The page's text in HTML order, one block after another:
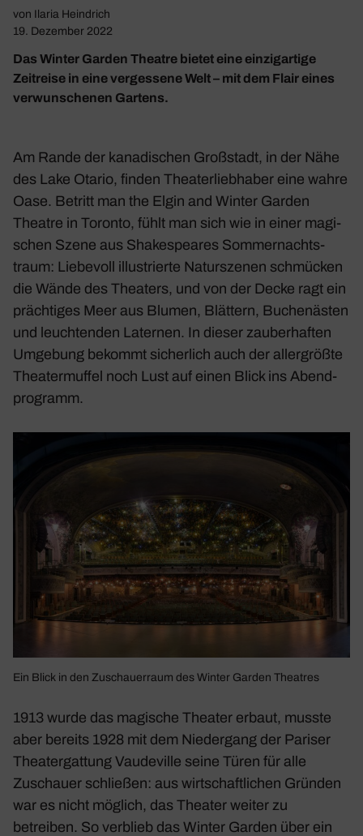
von
Ilaria Heindrich
19. Dezember 2022
Das Winter Garden Theatre bietet eine einzigartige
Zeitreise in eine vergessene Welt – mit dem Flair eines
verwunschenen Gartens.
Am Rande der kana­di­schen Groß­stadt, in der Nähe
des Lake Otario, finden Thea­ter­lieb­haber eine wahre
Oase. Betritt man the Elgin and Winter Garden
Theatre in Toronto, fühlt man sich wie in einer magi­
schen Szene aus Shake­speares Sommer­nachts­
traum: Liebe­voll illus­trierte Natur­szenen schmü­cken
die Wände des Thea­ters, und von der Decke ragt ein
präch­tiges Meer aus Blumen, Blät­tern, Buchen­ästen
und leuch­tenden Laternen. In dieser zauber­haften
Umge­bung bekommt sicher­lich auch der aller­größte
Thea­ter­muffel noch Lust auf einen Blick ins Abend­
pro­gramm.
Ein Blick in den Zuschau­er­raum des Winter Garden Thea­tres
1913 wurde das magi­sche Theater erbaut, musste
aber bereits 1928 mit dem Nieder­gang der Pariser
Thea­ter­gat­tung Vaude­ville seine Türen für alle
Zuschauer schließen: aus wirt­schaft­li­chen Gründen
war es nicht möglich, das Theater weiter zu
betreiben. So verblieb das Winter Garden über ein